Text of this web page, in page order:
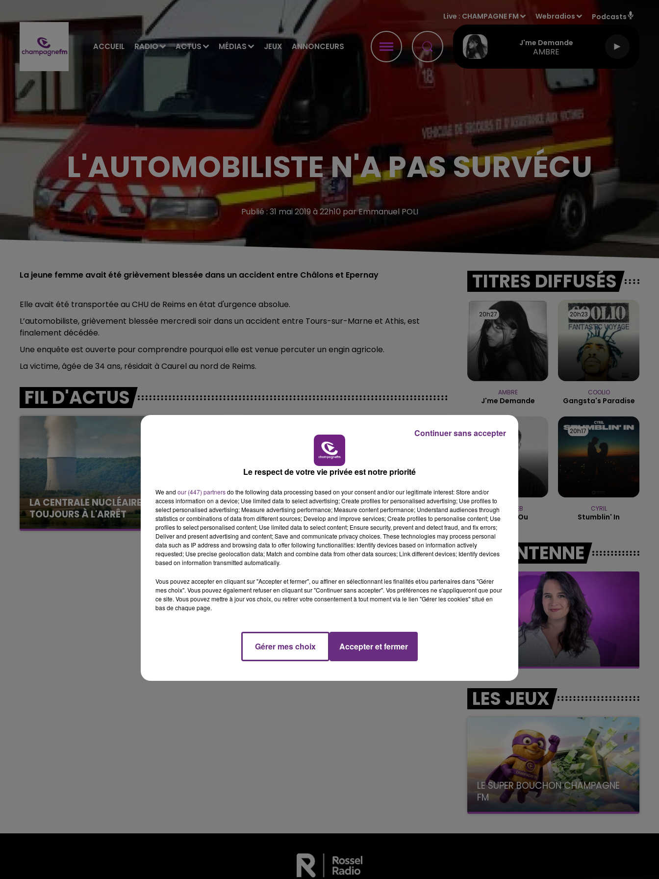
ACCUEIL RADIO ACTUS MÉDIAS JEUX ANNONCEURS
Live : CHAMPAGNE FM Webradios Podcasts
J'me Demande
AMBRE
BEST OF
11h00 - 16h00
LE WEEK-END CHAMPAGNE FM
16h00 - 20h00
LE WEEK-END CHAMPAGNE FM
L'AUTOMOBILISTE N'A PAS SURVÉCU
Publié : 31 mai 2019 à 22h10 par Emmanuel POLI
La jeune femme avait été grièvement blessée dans un accident entre Châlons et Epernay
Elle avait été transportée au CHU de Reims en état d'urgence absolue.
L’automobiliste, grièvement blessée mercredi soir dans un accident entre Tours-sur-Marne et Athis, est
finalement décédée.
Une enquête est ouverte pour comprendre pourquoi elle est venue percuter un engin agricole.
La victime, âgée de 34 ans, résidait à Caurel au nord de Reims.
FIL D'ACTUS
LA CENTRALE NUCLÉAIRE DE CHOOZ
TOUJOURS À L'ARRÊT
Cela fait déjà une semaine que la centrale
nucléaire ardennaise est à l'arrêt. Une situation
justifiée par la sécheresse intense qui est
LE MAGASIN JOUÉCLUB DE REIMS FERME
SES PORTES
C'était l'une des institutions du centre-ville
rémois. Le magasin JouéClub est contraint de
fermer ses portes.
TITRES DIFFUSÉS
20h27
20h27
AMBRE
J'me Demande
20h23
20h23
COOLIO
Gangsta's Paradise
20h21
20h21
JULIEN LIEB
Dis-Moi Ou
20h17
20h17
CYRIL
Stumblin' In
A L'ANTENNE
16h00 - 20h00
Le Week-end Champagne FM
LES JEUX
LE SUPER BOUCHON CHAMPAGNE
FM
avec La Famille Champagne FM, à 8H10
Le respect de votre vie privée est notre priorité
We and our (447) partnersdo the following data processing based on your consent and/or our legitimate interest: Store and/or
access information on a device; Use limited data to select advertising; Create profiles for personalised advertising; Use profiles to
select personalised advertising; Measure advertising performance; Measure content performance; Understand audiences through
statistics or combinations of data from different sources; Develop and improve services; Create profiles to personalise content; Use
profiles to select personalised content; Use limited data to select content; Ensure security, prevent and detect fraud, and fix errors;
Deliver and present advertising and content; Save and communicate privacy choices. These technologies may process personal
data such as IP address and browsing data to offer following functionalities: Identify devices based on information actively
requested; Use precise geolocation data; Match and combine data from other data sources; Link different devices; Identify devices
based on information transmitted automatically.
Vous pouvez accepter en cliquant sur "Accepter et fermer", ou affiner en sélectionnant les finalités et/ou partenaires dans "Gérer
mes choix". Vous pouvez également refuser en cliquant sur "Continuer sans accepter". Vos préférences ne s'appliqueront que pour
ce site. Vous pouvez mettre à jour vos choix, ou retirer votre consentement à tout moment via le lien "Gérer les cookies" situé en
bas de chaque page.
Gérer mes choix Accepter et fermer
Continuer sans accepter